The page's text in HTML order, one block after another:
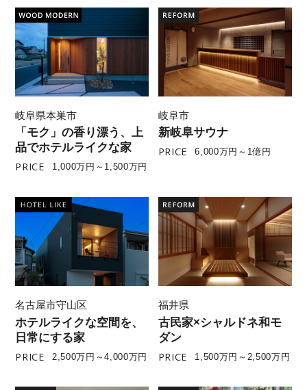
岐阜県本巣市
「モク」の香り漂う、上
品でホテルライクな家
PRICE
1,000万円～1,500万円
岐阜市
新岐阜サウナ
PRICE
6,000万円～1億円
名古屋市守山区
ホテルライクな空間を、
日常にする家
PRICE
2,500万円～4,000万円
福井県
古民家×シャルドネ和モ
ダン
PRICE
1,500万円～2,500万円